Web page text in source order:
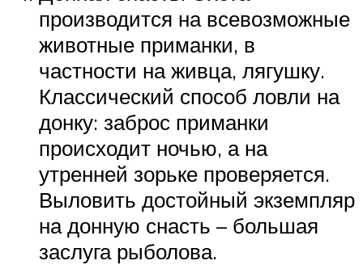
производится на всевозможные
животные приманки, в
частности на живца, лягушку.
Классический способ ловли на
донку: заброс приманки
происходит ночью, а на
утренней зорьке проверяется.
Выловить достойный экземпляр
на донную снасть – большая
заслуга рыболова.